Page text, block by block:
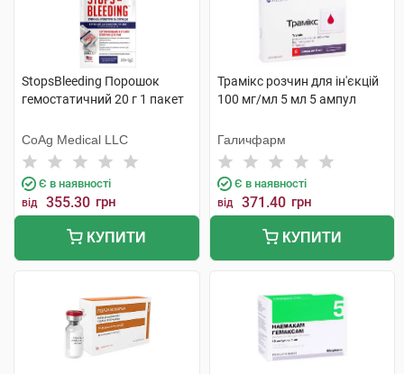
StopsBleeding Порошок
гемостатичний 20 г 1 пакет
CoAg Medical LLC
Є в наявності
від 355.30 грн
КУПИТИ
Трамікс розчин для ін'єкцій
100 мг/мл 5 мл 5 ампул
Галичфарм
Є в наявності
від 371.40 грн
КУПИТИ